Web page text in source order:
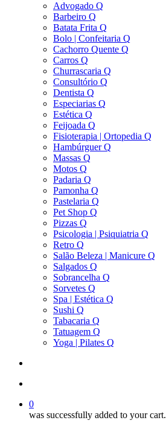
Advogado Q
Barbeiro Q
Batata Frita Q
Bolo | Confeitaria Q
Cachorro Quente Q
Carros Q
Churrascaria Q
Consultório Q
Dentista Q
Especiarias Q
Estética Q
Feijoada Q
Fisioterapia | Ortopedia Q
Hambúrguer Q
Massas Q
Motos Q
Padaria Q
Pamonha Q
Pastelaria Q
Pet Shop Q
Pizzas Q
Psicologia | Psiquiatria Q
Retro Q
Salão Beleza | Manicure Q
Salgados Q
Sobrancelha Q
Sorvetes Q
Spa | Estética Q
Sushi Q
Tabacaria Q
Tatuagem Q
Yoga | Pilates Q
0
was successfully added to your cart.